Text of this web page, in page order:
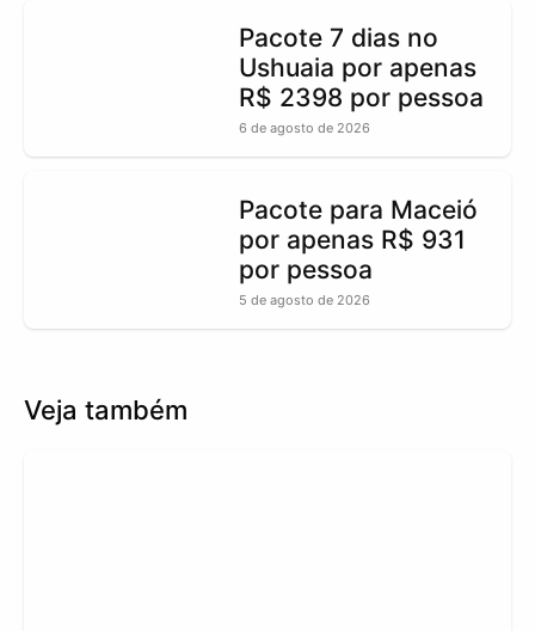
Pacote 7 dias no
Ushuaia por apenas
R$ 2398 por pessoa
6 de agosto de 2026
Pacote para Maceió
por apenas R$ 931
por pessoa
5 de agosto de 2026
Veja também